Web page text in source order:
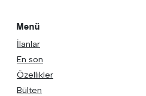
Menü
İlanlar
En son
Özellikler
Bülten